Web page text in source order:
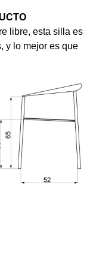
libre, esta silla es
y lo mejor es que